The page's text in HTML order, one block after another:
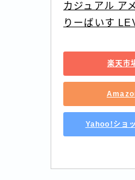
カジュアル ア
りーばいす
楽天市
Yahoo!ショ